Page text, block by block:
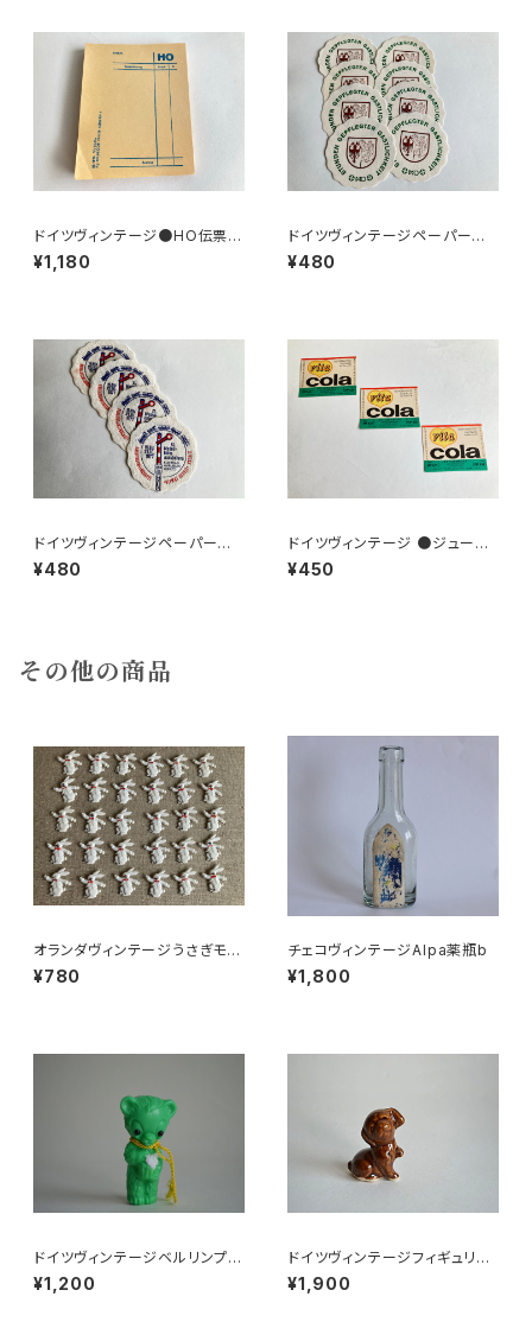
ドイツヴィンテージ●HO伝票9
0枚
¥1,180
ドイツヴィンテージペーパーコ
ースター8枚組●HO
¥480
ドイツヴィンテージペーパーコ
ースター鉄道4枚組
¥480
ドイツヴィンテージ ●ジュース
ラベル3枚組●vitacolaビタコ
ーラ
¥450
その他の商品
オランダヴィンテージうさぎモチ
ーフプラパーツ30個セットNo7
0
¥780
チェコヴィンテージAlpa薬瓶b
¥1,800
ドイツヴィンテージベルリンプラ
ベア緑112
¥1,200
ドイツヴィンテージフィギュリン
こいぬ
¥1,900